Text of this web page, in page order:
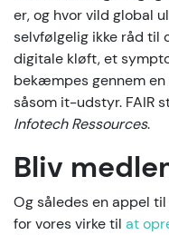
er, og hvor vild global
selvfølgelig ikke råd til
digitale kløft, et
bekæmpes gennem
såsom it-udstyr. FAIR
Infotech Ressources.
Bliv
Og således en appel
for vores virke til at